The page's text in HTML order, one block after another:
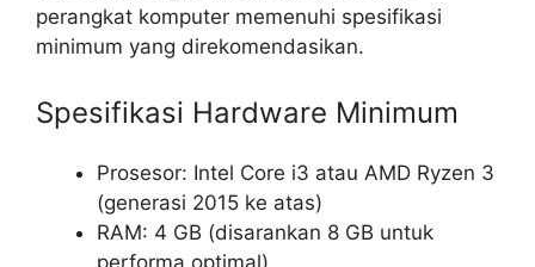
perangkat komputer memenuhi spesifikasi
minimum yang direkomendasikan.
Spesifikasi Hardware Minimum
Prosesor: Intel Core i3 atau AMD Ryzen 3
(generasi 2015 ke atas)
RAM: 4 GB (disarankan 8 GB untuk